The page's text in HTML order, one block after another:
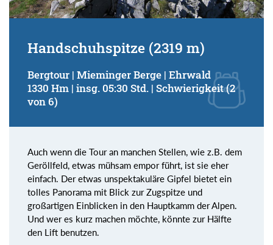
Handschuhspitze (2319 m)
Bergtour | Mieminger Berge | Ehrwald
1330 Hm | insg. 05:30 Std. | Schwierigkeit (2
von 6)
Auch wenn die Tour an manchen Stellen, wie z.B. dem
Geröllfeld, etwas mühsam empor führt, ist sie eher
einfach. Der etwas unspektakuläre Gipfel bietet ein
tolles Panorama mit Blick zur Zugspitze und
großartigen Einblicken in den Hauptkamm der Alpen.
Und wer es kurz machen möchte, könnte zur Hälfte
den Lift benutzen.